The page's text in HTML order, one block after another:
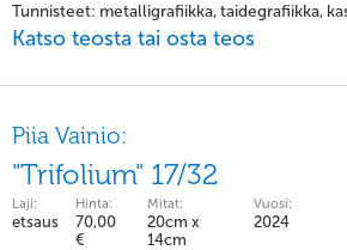
Tunnisteet: metalligrafiikka, taidegrafiikka,
Katso teosta tai osta teos
Piia Vainio:
"Trifolium" 17/32
Laji:
etsaus
Hinta:
70,00
€
Mitat:
20cm x
14cm
Vuosi:
2024